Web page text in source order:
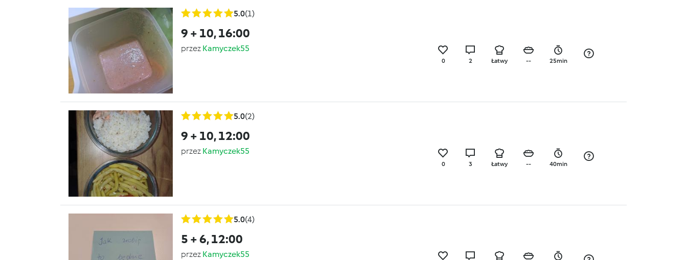
5.0(1)
9 + 10, 16:00
przez Kamyczek55
0 2 Łatwy -- 25min
5.0(2)
9 + 10, 12:00
przez Kamyczek55
0 3 Łatwy -- 40min
5.0(4)
5 + 6, 12:00
przez Kamyczek55